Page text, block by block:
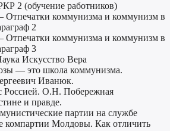
2 (обучение работников)
коммунизма и коммунизм в
2
коммунизма и коммунизм в
3
Искусство Вера
— это школа коммунизма.
Иванюк.
Россией. О.Н. Побережная
и правде.
партии на службе
компартии Молдовы. Как отличить